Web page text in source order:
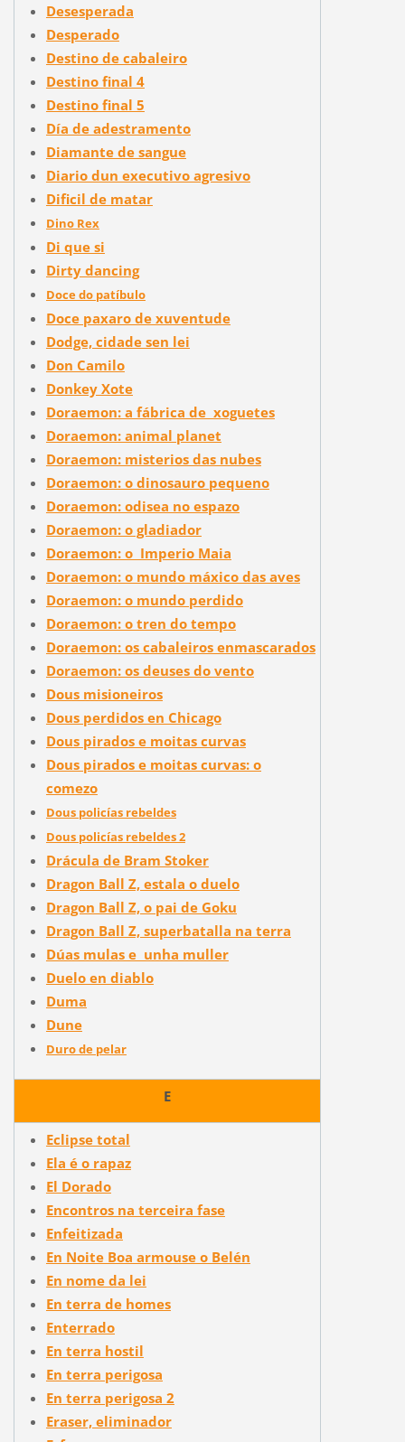
Desesperada
Desperado
Destino de cabaleiro
Destino final 4
Destino final 5
Día de adestramento
Diamante de sangue
Diario dun executivo agresivo
Dificil de matar
Dino Rex
Di que si
Dirty dancing
Doce do patíbulo
Doce paxaro de xuventude
Dodge, cidade sen lei
Don Camilo
Donkey Xote
Doraemon: a fábrica de xoguetes
Doraemon: animal planet
Doraemon: misterios das nubes
Doraemon: o dinosauro pequeno
Doraemon: odisea no espazo
Doraemon: o gladiador
Doraemon: o Imperio Maia
Doraemon: o mundo máxico das aves
Doraemon: o mundo perdido
Doraemon: o tren do tempo
Doraemon: os cabaleiros enmascarados
Doraemon: os deuses do vento
Dous misioneiros
Dous perdidos en Chicago
Dous pirados e moitas curvas
Dous pirados e moitas curvas: o
comezo
Dous policías rebeldes
Dous policías rebeldes 2
Drácula de Bram Stoker
Dragon Ball Z, estala o duelo
Dragon Ball Z, o pai de Goku
Dragon Ball Z, superbatalla na terra
Dúas mulas e unha muller
Duelo en diablo
Duma
Dune
Duro de pelar
E
Eclipse total
Ela é o rapaz
El Dorado
Encontros na terceira fase
Enfeitizada
En Noite Boa armouse o Belén
En nome da lei
En terra de homes
Enterrado
En terra hostil
En terra perigosa
En terra perigosa 2
Eraser, eliminador